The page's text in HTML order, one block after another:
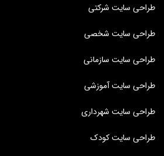
طراحی سایت شرکتی
طراحی سایت شخصی
طراحی سایت سازمانی
طراحی سایت آموزشی
طراحی سایت شهرداری
طراحی سایت کودک